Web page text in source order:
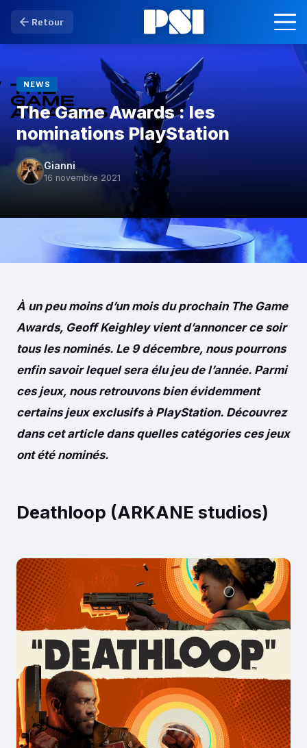
Retour
NEWS
The Game Awards : les
nominations PlayStation
Gianni
16 novembre 2021
À un peu moins d’un mois du prochain The Game
Awards, Geoff Keighley vient d’annoncer ce soir
tous les nominés. Le 9 décembre, nous pourrons
enfin savoir lequel sera élu jeu de l’année. Parmi
ces jeux, nous retrouvons bien évidemment
certains jeux exclusifs à PlayStation. Découvrez
dans cet article dans quelles catégories ces jeux
ont été nominés.
Deathloop (ARKANE studios)